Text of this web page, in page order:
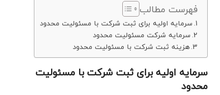
فهرست مطالب
سرمایه اولیه برای ثبت شرکت با مسئولیت محدود
سرمایه شرکت مسئولیت محدود
هزینه ثبت شرکت با مسئولیت محدود
سرمایه اولیه برای ثبت شرکت با مسئولیت
محدود